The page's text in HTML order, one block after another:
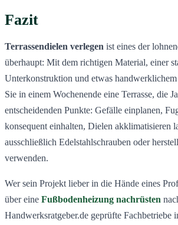
Fazit
Terrassendielen verlegen ist eines der
überhaupt: Mit dem richtigen Material, einer
Unterkonstruktion und etwas
Sie in einem Wochenende eine Terrasse, die
entscheidenden Punkte: Gefälle einplanen,
konsequent einhalten, Dielen akklimatisieren
ausschließlich Edelstahlschrauben oder
verwenden.
Wer sein Projekt lieber in die Hände eines
über eine Fußbodenheizung nachrüsten
Handwerksratgeber.de geprüfte Fachbetriebe